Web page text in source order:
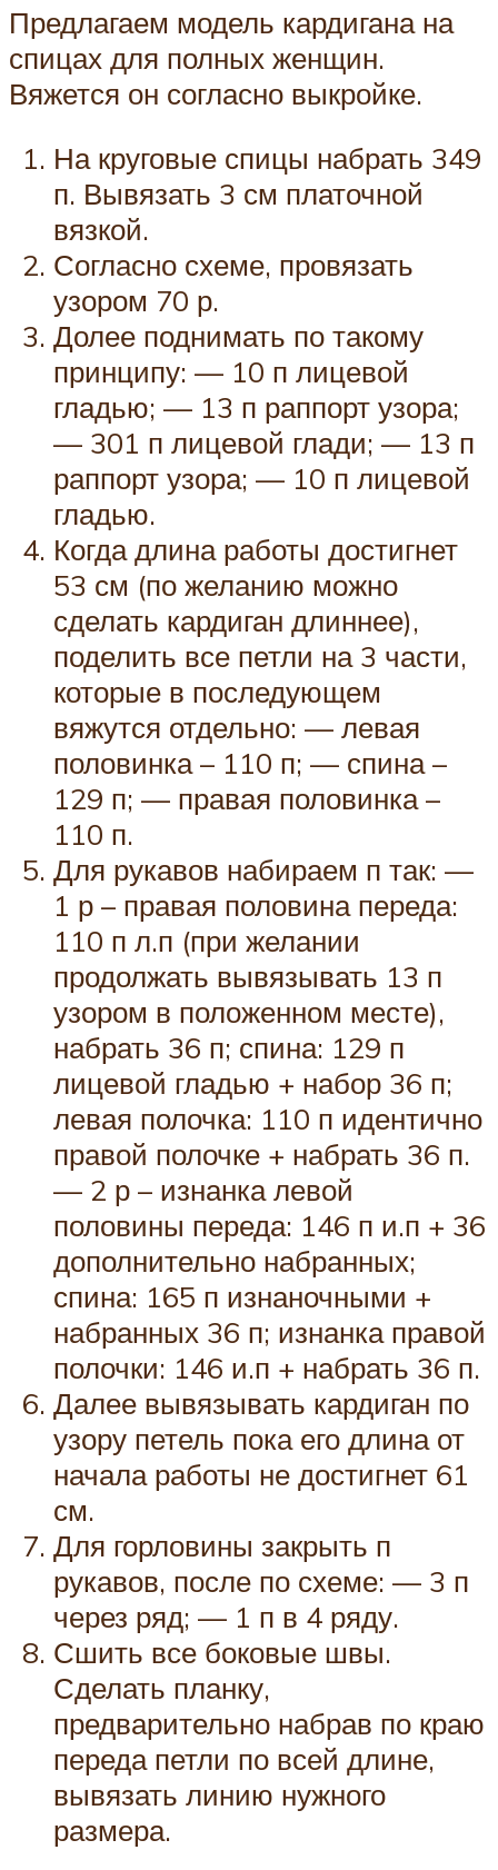
Предлагаем модель кардигана на
спицах для полных женщин.
Вяжется он согласно выкройке.
На круговые спицы набрать 349
п. Вывязать 3 см платочной
вязкой.
Согласно схеме, провязать
узором 70 р.
Долее поднимать по такому
принципу: — 10 п лицевой
гладью; — 13 п раппорт узора;
— 301 п лицевой глади; — 13 п
раппорт узора; — 10 п лицевой
гладью.
Когда длина работы достигнет
53 см (по желанию можно
сделать кардиган длиннее),
поделить все петли на 3 части,
которые в последующем
вяжутся отдельно: — левая
половинка – 110 п; — спина –
129 п; — правая половинка –
110 п.
Для рукавов набираем п так: —
1 р – правая половина переда:
110 п л.п (при желании
продолжать вывязывать 13 п
узором в положенном месте),
набрать 36 п; спина: 129 п
лицевой гладью + набор 36 п;
левая полочка: 110 п идентично
правой полочке + набрать 36 п.
— 2 р – изнанка левой
половины переда: 146 п и.п + 36
дополнительно набранных;
спина: 165 п изнаночными +
набранных 36 п; изнанка правой
полочки: 146 и.п + набрать 36 п.
Далее вывязывать кардиган по
узору петель пока его длина от
начала работы не достигнет 61
см.
Для горловины закрыть п
рукавов, после по схеме: — 3 п
через ряд; — 1 п в 4 ряду.
Сшить все боковые швы.
Сделать планку,
предварительно набрав по краю
переда петли по всей длине,
вывязать линию нужного
размера.